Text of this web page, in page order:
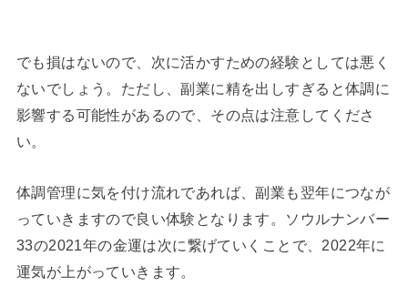
でも損はないので、次に活かすための経験としては悪く
ないでしょう。ただし、副業に精を出しすぎると体調に
影響する可能性があるので、その点は注意してくださ
い。
体調管理に気を付け流れであれば、副業も翌年につなが
っていきますので良い体験となります。ソウルナンバー
33の2021年の金運は次に繋げていくことで、2022年に
運気が上がっていきます。